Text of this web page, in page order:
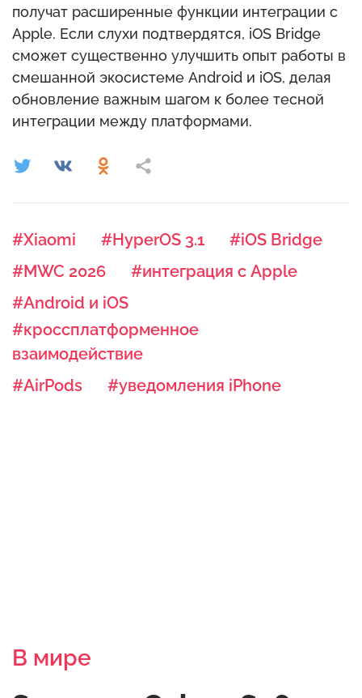
получат расширенные функции интеграции с
Apple. Если слухи подтвердятся, iOS Bridge
сможет существенно улучшить опыт работы в
смешанной экосистеме Android и iOS, делая
обновление важным шагом к более тесной
интеграции между платформами.
#Xiaomi #HyperOS 3.1
#iOS Bridge
#MWC 2026
#интеграция с Apple
#Android и iOS
#кроссплатформенное
взаимодействие
#AirPods
#уведомления iPhone
В мире